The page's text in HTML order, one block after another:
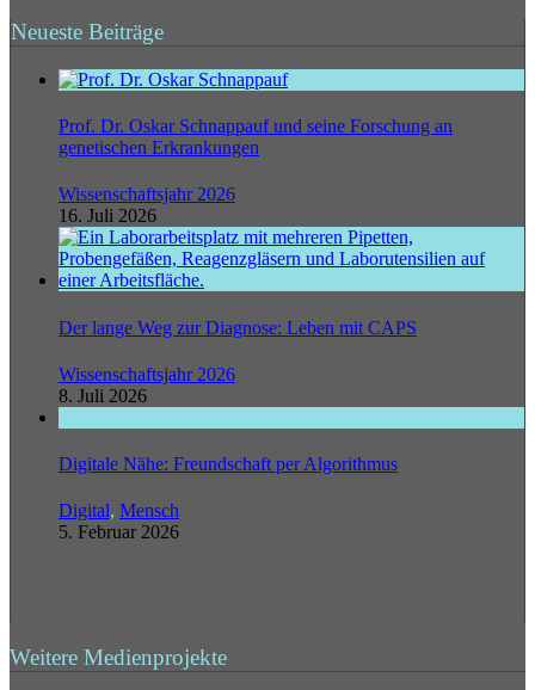
Neueste Beiträge
Prof. Dr. Oskar Schnappauf und seine Forschung an
genetischen Erkrankungen
Wissenschaftsjahr 2026
16. Juli 2026
Der lange Weg zur Diagnose: Leben mit CAPS
Wissenschaftsjahr 2026
8. Juli 2026
Digitale Nähe: Freundschaft per Algorithmus
Digital, Mensch
5. Februar 2026
Weitere Medienprojekte